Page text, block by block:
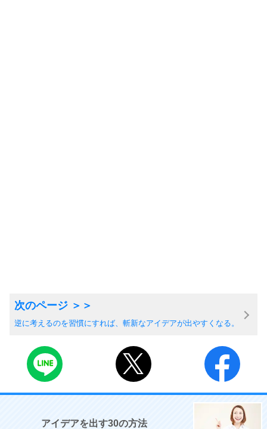
逆に考えるのを習慣にすれば、斬新なアイデアが出やすくなる。
アイデアを出す30の方法